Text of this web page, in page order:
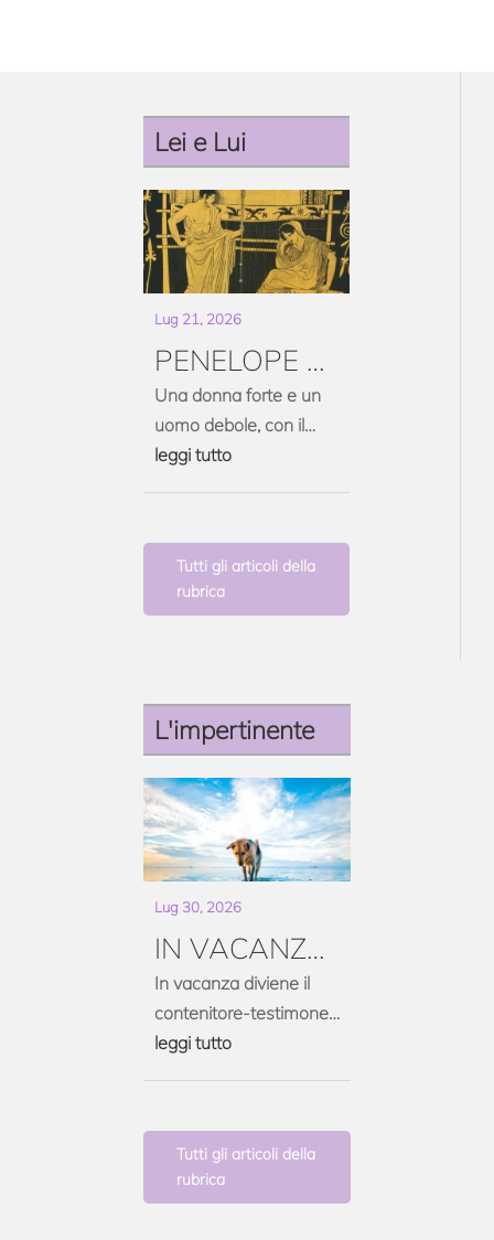
Lei e Lui
Lug 21, 2026
PENELOPE E
ULISSE
Una donna forte e un
uomo debole, con il
permesso di Omero
leggi tutto
Tutti gli articoli della
rubrica
L'impertinente
Lug 30, 2026
IN VACANZA
CON FB
In vacanza diviene il
contenitore-testimone
preferito di vacanze
protagonismo e
d’invidia
leggi tutto
Tutti gli articoli della
rubrica